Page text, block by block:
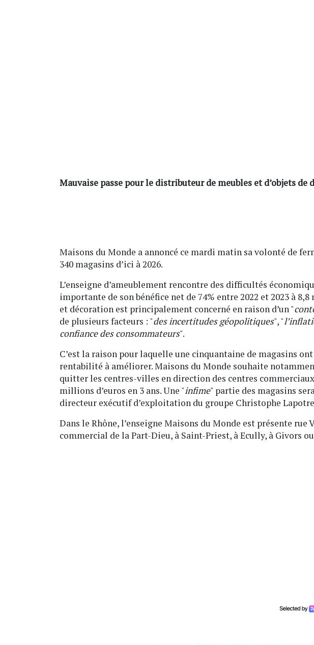
Mauvaise passe pour le distributeur de meubles et d’objets de
Maisons du Monde a annoncé ce mardi matin sa volonté de
340 magasins d’ici à 2026.
L’enseigne d’ameublement rencontre des difficultés
importante de son bénéfice net de 74% entre 2022 et 2023 à
et décoration est principalement concerné en raison d’un "
de plusieurs facteurs : "des incertitudes géopolitiques", "
confiance des consommateurs".
C’est la raison pour laquelle une cinquantaine de magasins
rentabilité à améliorer. Maisons du Monde souhaite
quitter les centres-villes en direction des centres
millions d’euros en 3 ans. Une "infime" partie des magasins
directeur exécutif d’exploitation du groupe Christophe
Dans le Rhône, l’enseigne Maisons du Monde est présente rue
commercial de la Part-Dieu, à Saint-Priest, à Ecully, à Givors